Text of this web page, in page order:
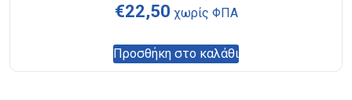
€22,50 χωρίς ΦΠΑ
Προσθήκη στο καλάθι